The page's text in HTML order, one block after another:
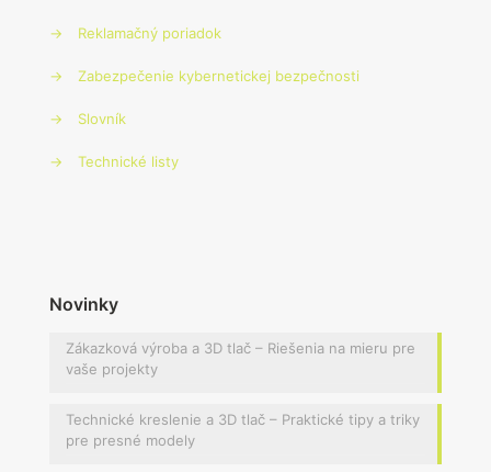
→ Reklamačný poriadok
→ Zabezpečenie kybernetickej bezpečnosti
→ Slovník
→ Technické listy
Novinky
Zákazková výroba a 3D tlač – Riešenia na mieru pre
vaše projekty
Technické kreslenie a 3D tlač – Praktické tipy a triky
pre presné modely